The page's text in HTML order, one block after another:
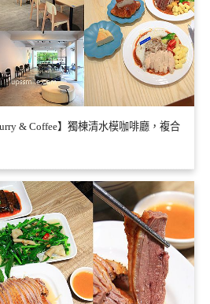
& Coffee】獨棟清水模咖啡廳，複合